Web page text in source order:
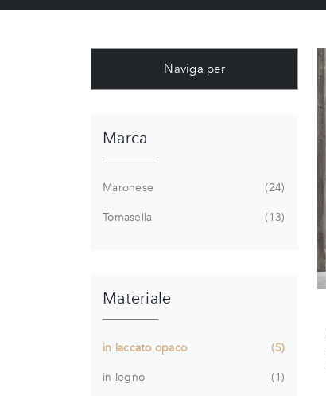
Naviga per
Marca
Maronese
24
Tomasella
13
Materiale
in laccato opaco
5
in legno
1